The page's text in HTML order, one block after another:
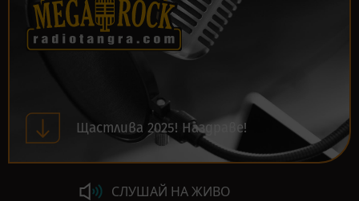
Щастлива 2025! Наздраве!
СЛУШАЙ НА ЖИВО